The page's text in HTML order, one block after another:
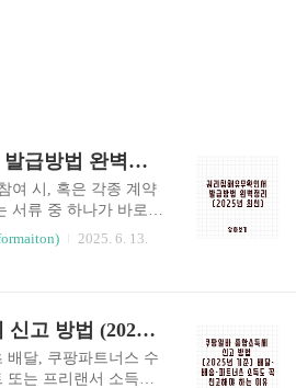
권리침해유무확인서 발급방법 완벽정리 (2025년 최신)
여 시, 혹은 각종 계약
서류 중 하나가 바로 *
다.이 확인서는 해당
류, 가처분 등 권리침
류, 인터넷 발급 방법,
로 명쾌하게 안내해
인서란?권리침해유무
2025. 6. 13.
쿠팡알바 종합소득세 신고 방법 (2025년 기준) 배달·배송·파트너스 소득도 꼭 신고해야 하는 이유
배달, 쿠팡파트너스 수
또는 프리랜서 소득이